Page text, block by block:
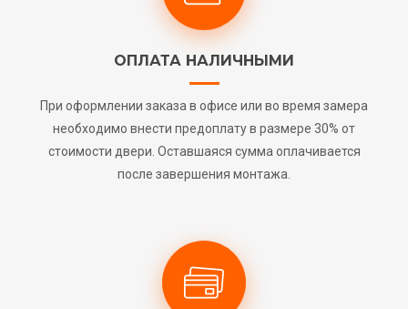
ОПЛАТА НАЛИЧНЫМИ
При оформлении заказа в офисе или во время замера
необходимо внести предоплату в размере 30% от
стоимости двери. Оставшаяся сумма оплачивается
после завершения монтажа.